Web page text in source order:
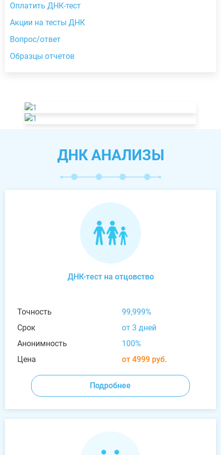
Оплатить ДНК-тест
Акции на тесты ДНК
Вопрос/ответ
Образцы отчетов
ДНК АНАЛИЗЫ
ДНК-тест на отцовство
Точность
99,999%
Срок
от 3 дней
Анонимность
100%
Цена
от 4999 руб.
Подробнее